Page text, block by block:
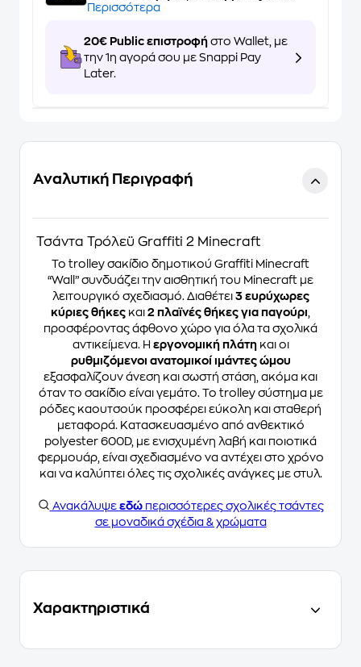
Περισσότερα
20€ Public επιστροφή στο Wallet, με
την 1η αγορά σου με Snappi Pay
Later.
Αναλυτική Περιγραφή
Τσάντα Τρόλεϋ Graffiti 2 Minecraft
Το trolley σακίδιο δημοτικού Graffiti Minecraft
“Wall” συνδυάζει την αισθητική του Minecraft με
λειτουργικό σχεδιασμό. Διαθέτει 3 ευρύχωρες
κύριες θήκες και 2 πλαϊνές θήκες για παγούρι
προσφέροντας άφθονο χώρο για όλα τα σχολικά
αντικείμενα. Η εργονομική πλάτηκαι οι
ρυθμιζόμενοι ανατομικοί ιμάντες ώμου
εξασφαλίζουν άνεση και σωστή στάση, ακόμα και
όταν το σακίδιο είναι γεμάτο. Το trolley σύστημα με
ρόδες καουτσούκ προσφέρει εύκολη και σταθερή
μεταφορά. Κατασκευασμένο από ανθεκτικό
polyester 600D, με ενισχυμένη λαβή και ποιοτικά
φερμουάρ, είναι σχεδιασμένο να αντέχει στο χρόνο
και να καλύπτει όλες τις σχολικές ανάγκες με στυλ.
Ανακάλυψε εδώπερισσότερες σχολικές τσάντες
σε μοναδικά σχέδια & χρώματα
Χαρακτηριστικά